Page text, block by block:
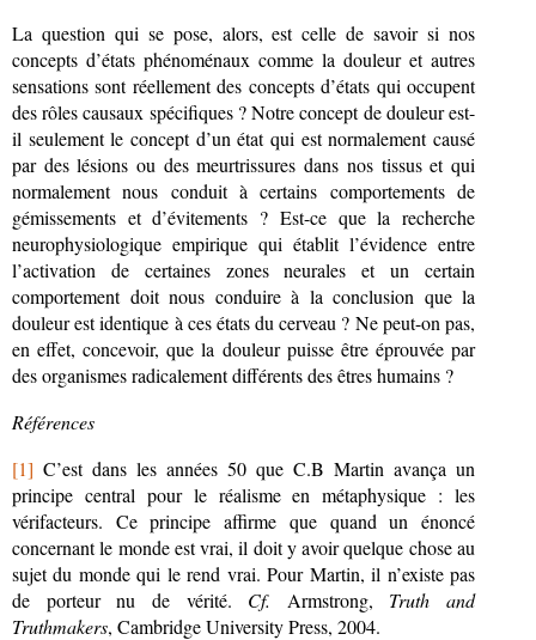
La question qui se pose, alors, est celle de savoir si nos
concepts d’états phénoménaux comme la douleur et autres
sensations sont réellement des concepts d’états qui occupent
des rôles causaux spécifiques ? Notre concept de douleur est-
il seulement le concept d’un état qui est normalement causé
par des lésions ou des meurtrissures dans nos tissus et qui
normalement nous conduit à certains comportements de
gémissements et d’évitements ? Est-ce que la recherche
neurophysiologique empirique qui établit l’évidence entre
l’activation de certaines zones neurales et un certain
comportement doit nous conduire à la conclusion que la
douleur est identique à ces états du cerveau ? Ne peut-on pas,
en effet, concevoir, que la douleur puisse être éprouvée par
des organismes radicalement différents des êtres humains ?
Références
[1] C’est dans les années 50 que C.B Martin avança un
principe central pour le réalisme en métaphysique : les
vérifacteurs. Ce principe affirme que quand un énoncé
concernant le monde est vrai, il doit y avoir quelque chose au
sujet du monde qui le rend vrai. Pour Martin, il n’existe pas
de porteur nu de vérité. Cf. Armstrong, Truth and
Truthmakers, Cambridge University Press, 2004.